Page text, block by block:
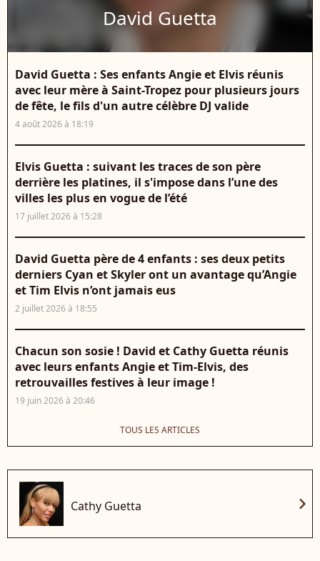
David Guetta
David Guetta : Ses enfants Angie et Elvis réunis
avec leur mère à Saint-Tropez pour plusieurs jours
de fête, le fils d'un autre célèbre DJ valide
4 août 2026 à 18:19
Elvis Guetta : suivant les traces de son père
derrière les platines, il s'impose dans l’une des
villes les plus en vogue de l’été
17 juillet 2026 à 15:28
David Guetta père de 4 enfants : ses deux petits
derniers Cyan et Skyler ont un avantage qu’Angie
et Tim Elvis n’ont jamais eus
2 juillet 2026 à 18:55
Chacun son sosie ! David et Cathy Guetta réunis
avec leurs enfants Angie et Tim-Elvis, des
retrouvailles festives à leur image !
19 juin 2026 à 20:46
TOUS LES ARTICLES
Cathy Guetta chevron_right